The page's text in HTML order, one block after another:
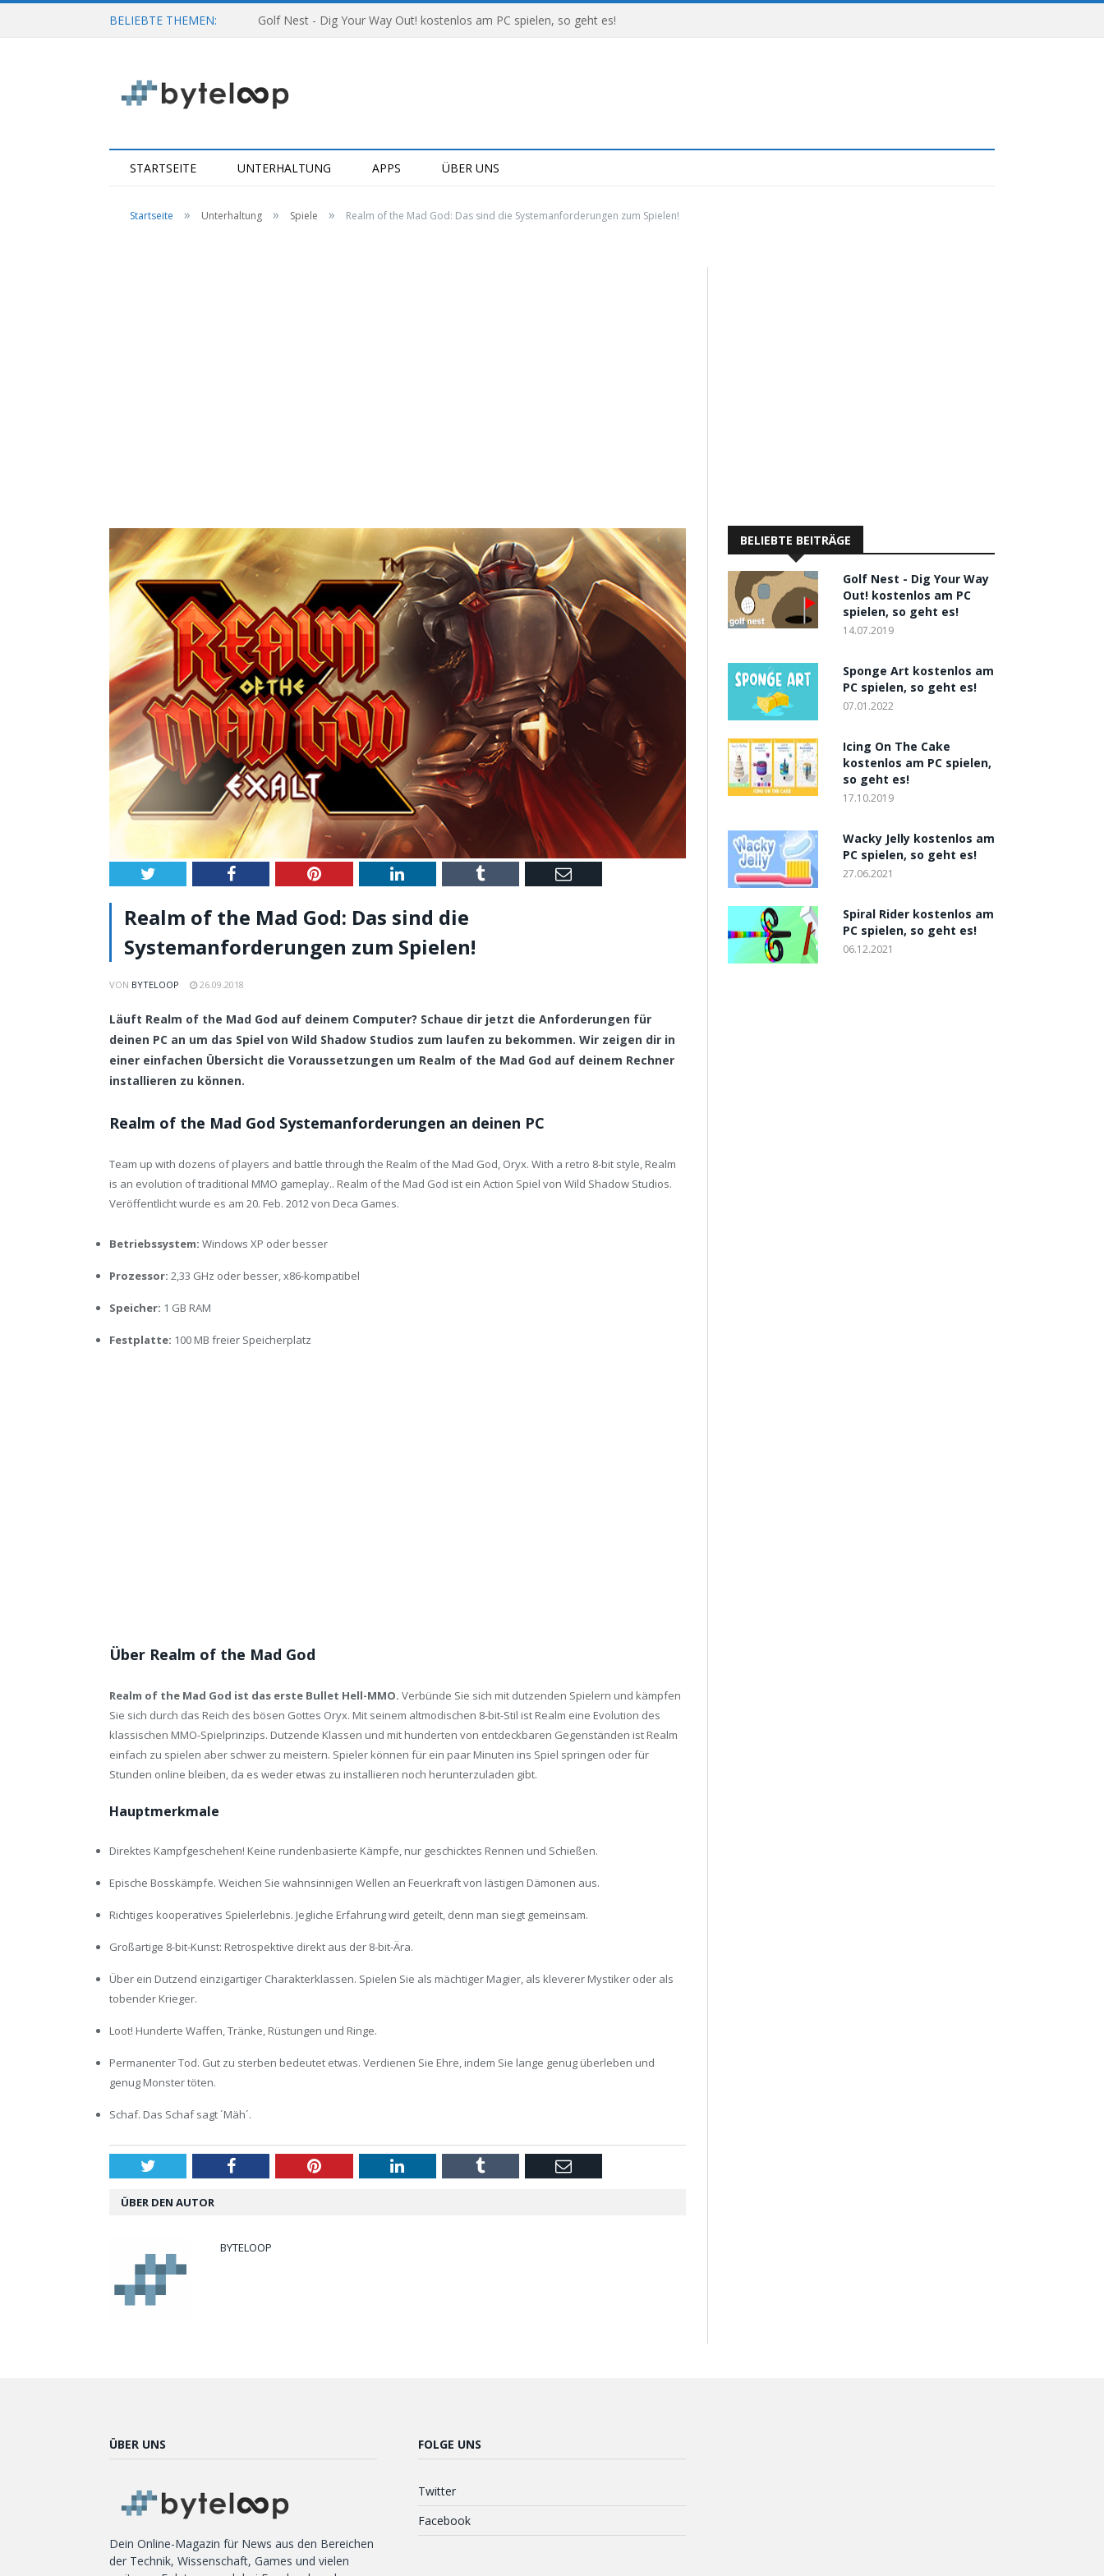
BELIEBTE THEMEN: Golf Nest - Dig Your Way Out! kostenlos am PC spielen, so geht es!
STARTSEITE UNTERHALTUNG APPS ÜBER UNS
Startseite » Unterhaltung » Spiele » Realm of the Mad God: Das sind die Systemanforderungen zum Spielen!
Twitter Facebook Pinterest LinkedIn Tumblr Email
Realm of the Mad God: Das sind die
Systemanforderungen zum Spielen!
VON BYTELOOP 26.09.2018
Läuft Realm of the Mad God auf deinem Computer? Schaue dir jetzt die Anforderungen für
deinen PC an um das Spiel von Wild Shadow Studios zum laufen zu bekommen. Wir zeigen dir in
einer einfachen Übersicht die Voraussetzungen um Realm of the Mad God auf deinem Rechner
installieren zu können.
Realm of the Mad God Systemanforderungen an deinen PC
Team up with dozens of players and battle through the Realm of the Mad God, Oryx. With a retro 8-bit style, Realm
is an evolution of traditional MMO gameplay.. Realm of the Mad God ist ein Action Spiel von Wild Shadow Studios.
Veröffentlicht wurde es am 20. Feb. 2012 von Deca Games.
Betriebssystem: Windows XP oder besser
Prozessor: 2,33 GHz oder besser, x86-kompatibel
Speicher: 1 GB RAM
Festplatte: 100 MB freier Speicherplatz
Über Realm of the Mad God
Realm of the Mad God ist das erste Bullet Hell-MMO. Verbünde Sie sich mit dutzenden Spielern und kämpfen
Sie sich durch das Reich des bösen Gottes Oryx. Mit seinem altmodischen 8-bit-Stil ist Realm eine Evolution des
klassischen MMO-Spielprinzips. Dutzende Klassen und mit hunderten von entdeckbaren Gegenständen ist Realm
einfach zu spielen aber schwer zu meistern. Spieler können für ein paar Minuten ins Spiel springen oder für
Stunden online bleiben, da es weder etwas zu installieren noch herunterzuladen gibt.
Hauptmerkmale
Direktes Kampfgeschehen! Keine rundenbasierte Kämpfe, nur geschicktes Rennen und Schießen.
Epische Bosskämpfe. Weichen Sie wahnsinnigen Wellen an Feuerkraft von lästigen Dämonen aus.
Richtiges kooperatives Spielerlebnis. Jegliche Erfahrung wird geteilt, denn man siegt gemeinsam.
Großartige 8-bit-Kunst: Retrospektive direkt aus der 8-bit-Ära.
Über ein Dutzend einzigartiger Charakterklassen. Spielen Sie als mächtiger Magier, als kleverer Mystiker oder als
tobender Krieger.
Loot! Hunderte Waffen, Tränke, Rüstungen und Ringe.
Permanenter Tod. Gut zu sterben bedeutet etwas. Verdienen Sie Ehre, indem Sie lange genug überleben und
genug Monster töten.
Schaf. Das Schaf sagt ´Mäh´.
Twitter Facebook Pinterest LinkedIn Tumblr Email
ÜBER DEN AUTOR
BYTELOOP
BELIEBTE BEITRÄGE
Golf Nest - Dig Your Way
Out! kostenlos am PC
spielen, so geht es!
14.07.2019
Sponge Art kostenlos am
PC spielen, so geht es!
07.01.2022
Icing On The Cake
kostenlos am PC spielen,
so geht es!
17.10.2019
Wacky Jelly kostenlos am
PC spielen, so geht es!
27.06.2021
Spiral Rider kostenlos am
PC spielen, so geht es!
06.12.2021
ÜBER UNS
Dein Online-Magazin für News aus den Bereichen
der Technik, Wissenschaft, Games und vielen
FOLGE UNS
Twitter
Facebook